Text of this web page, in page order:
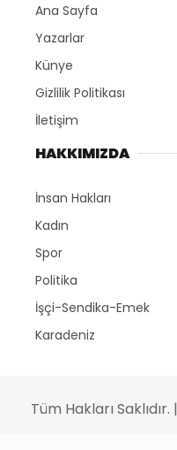
Ana Sayfa
Yazarlar
Künye
Gizlilik Politikası
İletişim
HAKKIMIZDA
İnsan Hakları
Kadın
Spor
Politika
İşçi-Sendika-Emek
Karadeniz
Tüm Hakları Saklıdır. |